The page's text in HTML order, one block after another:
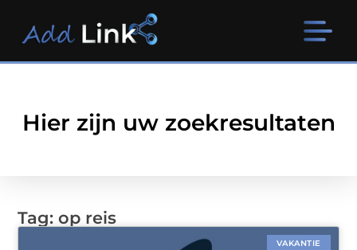
Hier zijn uw zoekresultaten
Tag: op reis
VAKANTIE